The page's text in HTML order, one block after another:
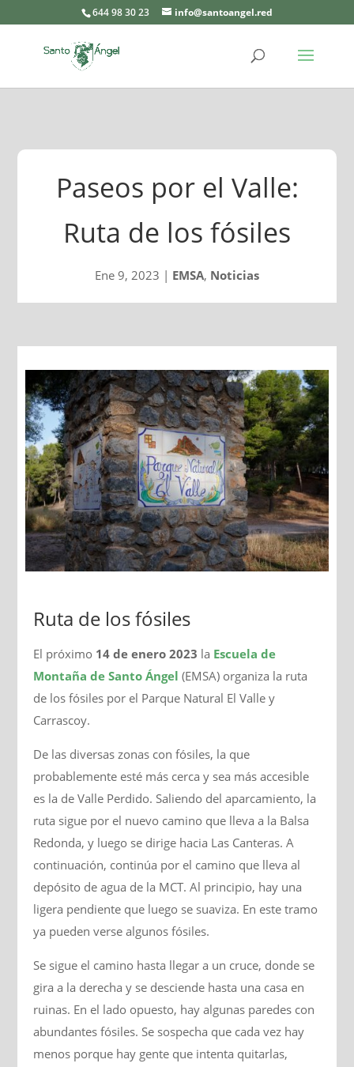
644 98 30 23 info@santoangel.red
Paseos por el Valle:
Ruta de los fósiles
Ene 9, 2023 | EMSA, Noticias
Ruta de los fósiles
El próximo 14 de enero 2023 la Escuela de
Montaña de Santo Ángel (EMSA) organiza la ruta
de los fósiles por el Parque Natural El Valle y
Carrascoy.
De las diversas zonas con fósiles, la que
probablemente esté más cerca y sea más accesible
es la de Valle Perdido. Saliendo del aparcamiento, la
ruta sigue por el nuevo camino que lleva a la Balsa
Redonda, y luego se dirige hacia Las Canteras. A
continuación, continúa por el camino que lleva al
depósito de agua de la MCT. Al principio, hay una
ligera pendiente que luego se suaviza. En este tramo
ya pueden verse algunos fósiles.
Se sigue el camino hasta llegar a un cruce, donde se
gira a la derecha y se desciende hasta una casa en
ruinas. En el lado opuesto, hay algunas paredes con
abundantes fósiles. Se sospecha que cada vez hay
menos porque hay gente que intenta quitarlas,